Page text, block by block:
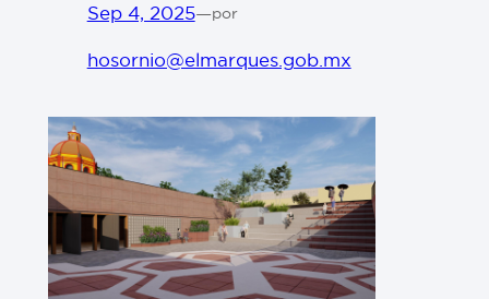
Sep 4, 2025—por
hosornio@elmarques.gob.mx